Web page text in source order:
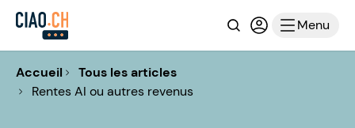
RechercheConnexion
Menu
Accueil
Tous les articles
Rentes AI ou autres revenus